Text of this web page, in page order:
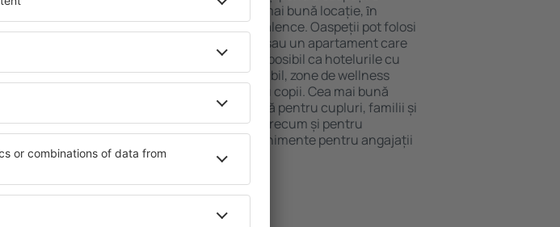
cazare cu standarde ridicate oferă cea mai bună locație, ȋn
apropiere de principalele distracţii din Talence. Oaspeții pot folosi
parcarea gratuită și pot alege o cameră sau un apartament care
să corespundă perfect nevoilor lor. Este posibil ca hotelurile cu
standarde ȋnalte să ofere un meniu variabil, zone de wellness
precum spa și fitness, și activități pentru copii. Cea mai bună
cazare în Talence este o alegere perfectă pentru cupluri, familii și
persoane aflate în călătorie de afaceri, precum și pentru
companii care doresc să organizeze evenimente pentru angajații
lor.